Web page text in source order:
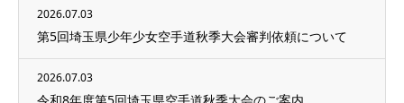
2026.07.03
第5回埼玉県少年少女空手道秋季大会審判依頼について
2026.07.03